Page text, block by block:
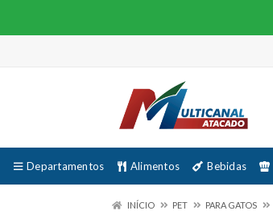
Departamentos Alimentos Bebidas
INÍCIO PET PARA GATOS